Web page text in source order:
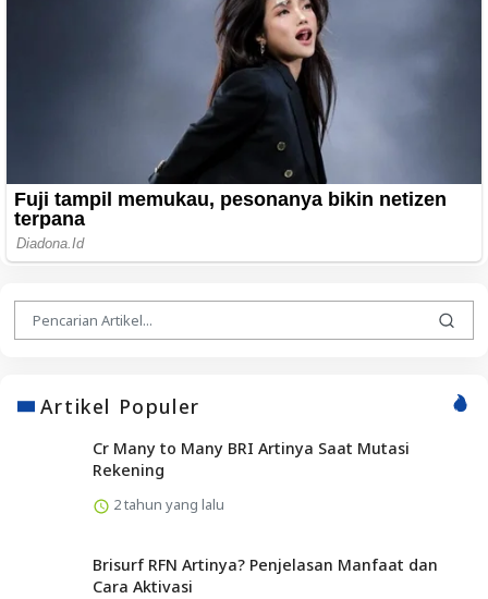
Artikel Populer
Cr Many to Many BRI Artinya Saat Mutasi
Rekening
2 tahun yang lalu
Brisurf RFN Artinya? Penjelasan Manfaat dan
Cara Aktivasi